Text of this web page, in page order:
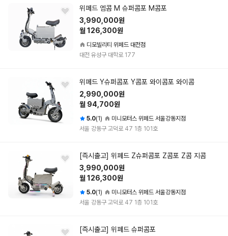
위페드 엠콤 M 슈퍼콤포 M콤포
3,990,000원
월 126,300원
디모빌리티 위페드 대전점
대전 유성구 대학로 177
위페드 Y슈퍼콤포 Y콤포 와이콤포 와이콤
2,990,000원
월 94,700원
5.0(1)
미니모터스 위페드 서울강동지점
서울 강동구 고덕로 47 1층 101호
[즉시출고] 위페드 Z슈퍼콤포 Z콤포 Z콤 지콤
3,990,000원
월 126,300원
5.0(1)
미니모터스 위페드 서울강동지점
서울 강동구 고덕로 47 1층 101호
[즉시출고] 위페드 슈퍼콤포